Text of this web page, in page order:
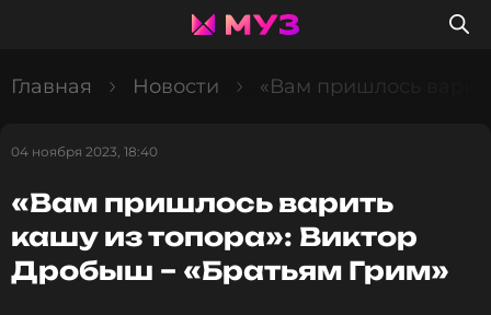
Главная Новости «Вам пришлось
04 ноября 2023, 18:40
«Вам пришлось варить
кашу из топора»: Виктор
Дробыш – «Братьям Грим»